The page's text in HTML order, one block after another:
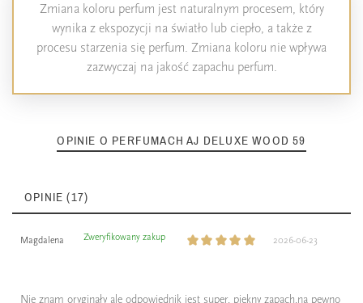
Zmiana koloru perfum jest naturalnym procesem, który
wynika z ekspozycji na światło lub ciepło, a także z
procesu starzenia się perfum. Zmiana koloru nie wpływa
zazwyczaj na jakość zapachu perfum.
OPINIE O PERFUMACH AJ DELUXE WOOD 59
OPINIE (17)
Magdalena Zweryfikowany zakup 2026-06-23
Nie znam oryginały ale odpowiednik jest super, piękny zapach,na pewno